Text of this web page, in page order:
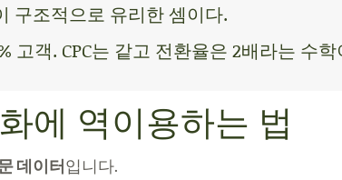
구조적으로 유리한 셈이다.
고객. CPC는 같고 전환율은 2배라는 수
에 역이용하는 법
데이터입니다.